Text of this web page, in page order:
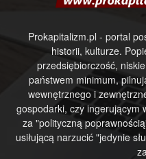
Prokapitalizm.pl - portal
historii, kulturze.
przedsiębiorczość,
państwem minimum,
wewnętrznego i
gospodarki, czy ingerującym
za "polityczną
usiłującą narzucić "jedynie